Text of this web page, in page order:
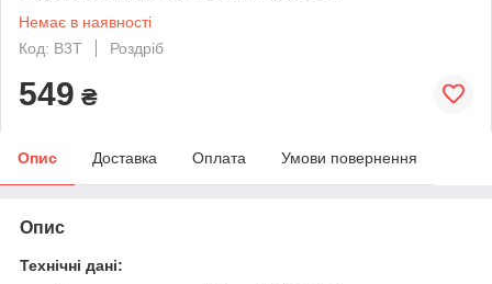
Немає в наявності
Код: B3T
Роздріб
549 ₴
Опис Доставка Оплата Умови повернення
Опис
Технічні дані: